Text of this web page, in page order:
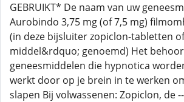
GEBRUIKT* De naam van uw
Aurobindo 3,75 mg (of 7,5 mg)
(in deze bijsluiter zopiclon-tabletten
middel&rdquo; genoemd) Het
geneesmiddelen die hypnotica
werkt door op je brein in te werken
slapen Bij volwassenen: Zopiclon, de